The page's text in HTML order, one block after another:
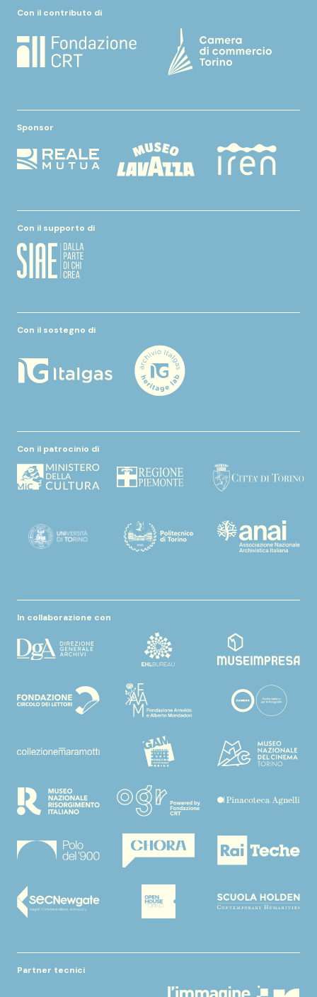
Con il contributo di
Sponsor
Con il supporto di
Con il sostegno di
Con il patrocinio di
In collaborazione con
Partner tecnici